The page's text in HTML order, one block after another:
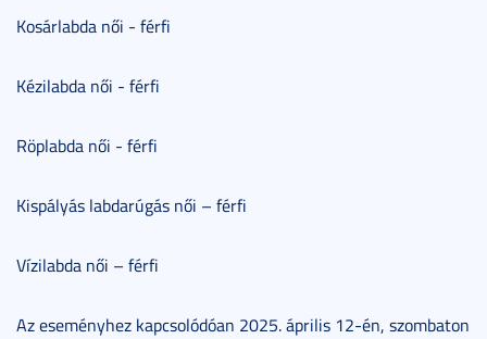
Kosárlabda női - férfi
Kézilabda női - férfi
Röplabda női - férfi
Kispályás labdarúgás női – férfi
Vízilabda női – férfi
Az eseményhez kapcsolódóan 2025. április 12-én, szombaton